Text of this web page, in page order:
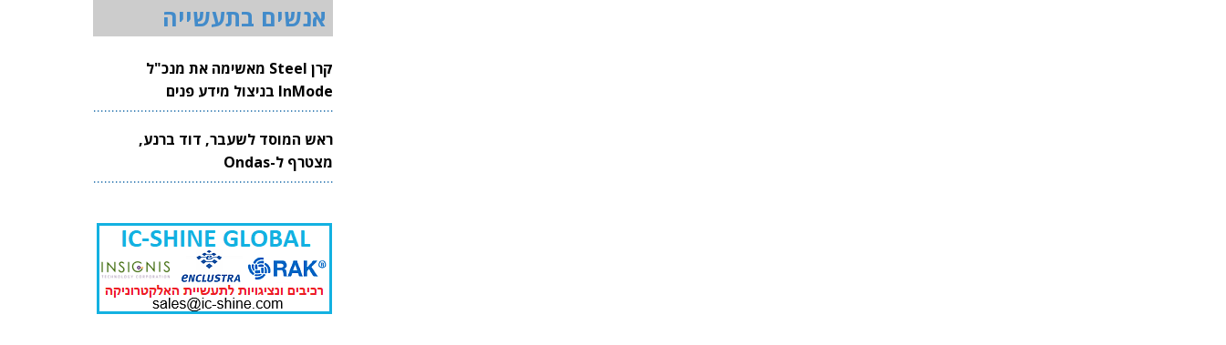
אנשים בתעשייה
קרן Steel מאשימה את מנכ"ל
InMode בניצול מידע פנים
ראש המוסד לשעבר, דוד ברנע,
מצטרף ל-Ondas